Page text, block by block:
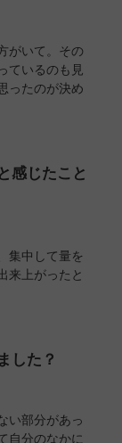
がいて。その
ているのも見
ったのが決め
感じたこと
集中して量を
来上がったと
した？
い部分があっ
自分のなかに